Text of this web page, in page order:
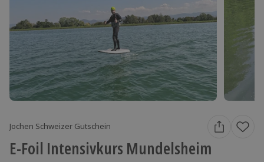
Jochen Schweizer Gutschein
E-Foil Intensivkurs Mundelsheim